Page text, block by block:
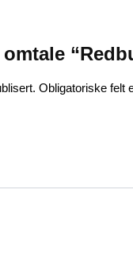
Obligatoriske felt